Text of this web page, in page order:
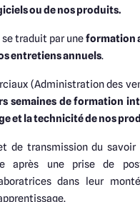
ou de nos produits.
se traduit par uneformation
entretiens annuels.
(Administration des
semaines de formation
et la technicité de nos
de transmission du
après une prise de
dans leur